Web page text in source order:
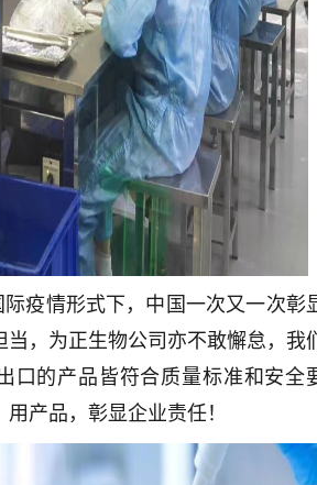
际疫情形式下，中国一次又一次彰
当，为正生物公司亦不敢懈怠，我
口的产品皆符合质量标准和安全
产品，彰显企业责任！